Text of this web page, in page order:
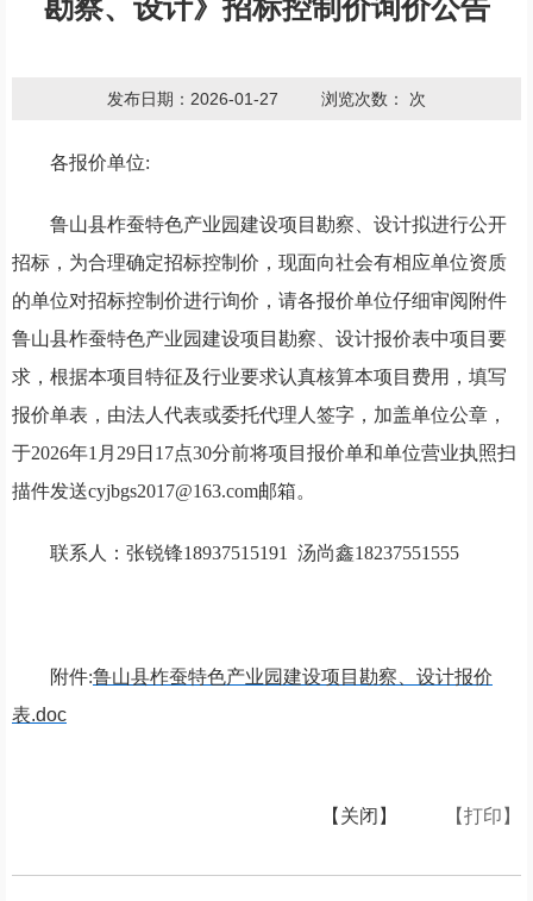
勘察、设计》招标控制价询价公告
发布日期：2026-01-27 浏览次数： 次
各报价单位:
鲁山县柞蚕特色产业园建设项目勘察、设计拟进行公开
招标，为合理确定招标控制价，现面向社会有相应单位资质
的单位对招标控制价进行询价，请各报价单位仔细审阅附件
鲁山县柞蚕特色产业园建设项目勘察、设计报价表中项目要
求，根据本项目特征及行业要求认真核算本项目费用，填写
报价单表，由法人代表或委托代理人签字，加盖单位公章，
于2026年1月29日17点30分前将项目报价单和单位营业执照扫
描件发送cyjbgs2017@163.com邮箱。
联系人：张锐锋18937515191 汤尚鑫18237551555
附件:鲁山县柞蚕特色产业园建设项目勘察、设计报价
表.doc
【打印】
【关闭】